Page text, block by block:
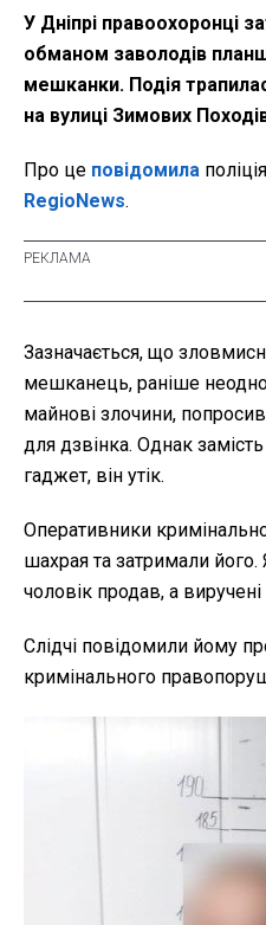
У Дніпрі правоохоронці
обманом заволодів
мешканки. Подія
на вулиці Зимових
Про це повідомила
RegioNews.
Зазначається, що
мешканець, раніше
майнові злочини,
для дзвінка. Однак
гаджет, він утік.
Оперативники
шахрая та затримали
чоловік продав, а
Слідчі повідомили йому
кримінального